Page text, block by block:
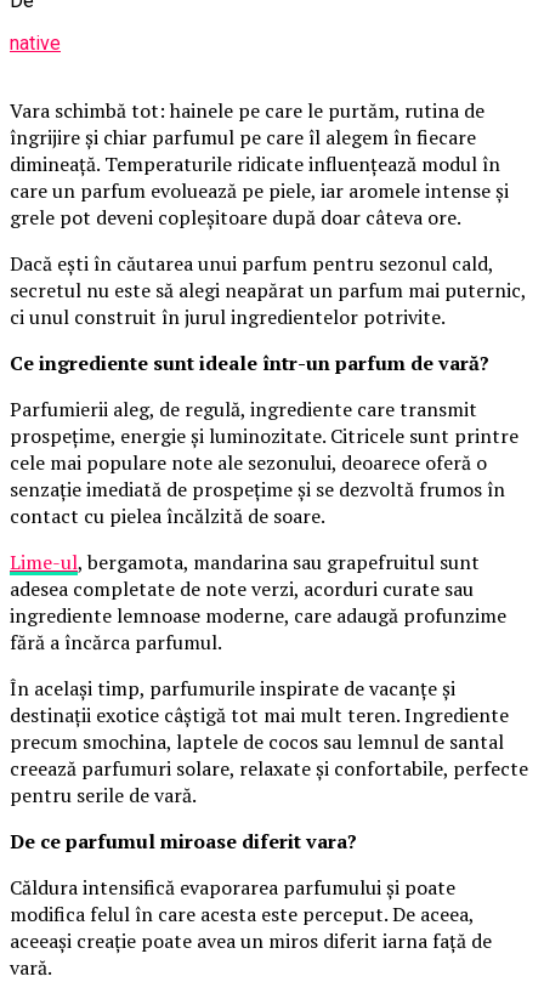
native
Vara schimbă tot: hainele pe care le purtăm, rutina de
îngrijire și chiar parfumul pe care îl alegem în fiecare
dimineață. Temperaturile ridicate influențează modul în
care un parfum evoluează pe piele, iar aromele intense și
grele pot deveni copleșitoare după doar câteva ore.
Dacă ești în căutarea unui parfum pentru sezonul cald,
secretul nu este să alegi neapărat un parfum mai puternic,
ci unul construit în jurul ingredientelor potrivite.
Ce ingrediente sunt ideale într-un parfum de vară?
Parfumierii aleg, de regulă, ingrediente care transmit
prospețime, energie și luminozitate. Citricele sunt printre
cele mai populare note ale sezonului, deoarece oferă o
senzație imediată de prospețime și se dezvoltă frumos în
contact cu pielea încălzită de soare.
Lime-ul, bergamota, mandarina sau grapefruitul sunt
adesea completate de note verzi, acorduri curate sau
ingrediente lemnoase moderne, care adaugă profunzime
fără a încărca parfumul.
În același timp, parfumurile inspirate de vacanțe și
destinații exotice câștigă tot mai mult teren. Ingrediente
precum smochina, laptele de cocos sau lemnul de santal
creează parfumuri solare, relaxate și confortabile, perfecte
pentru serile de vară.
De ce parfumul miroase diferit vara?
Căldura intensifică evaporarea parfumului și poate
modifica felul în care acesta este perceput. De aceea,
aceeași creație poate avea un miros diferit iarna față de
vară.